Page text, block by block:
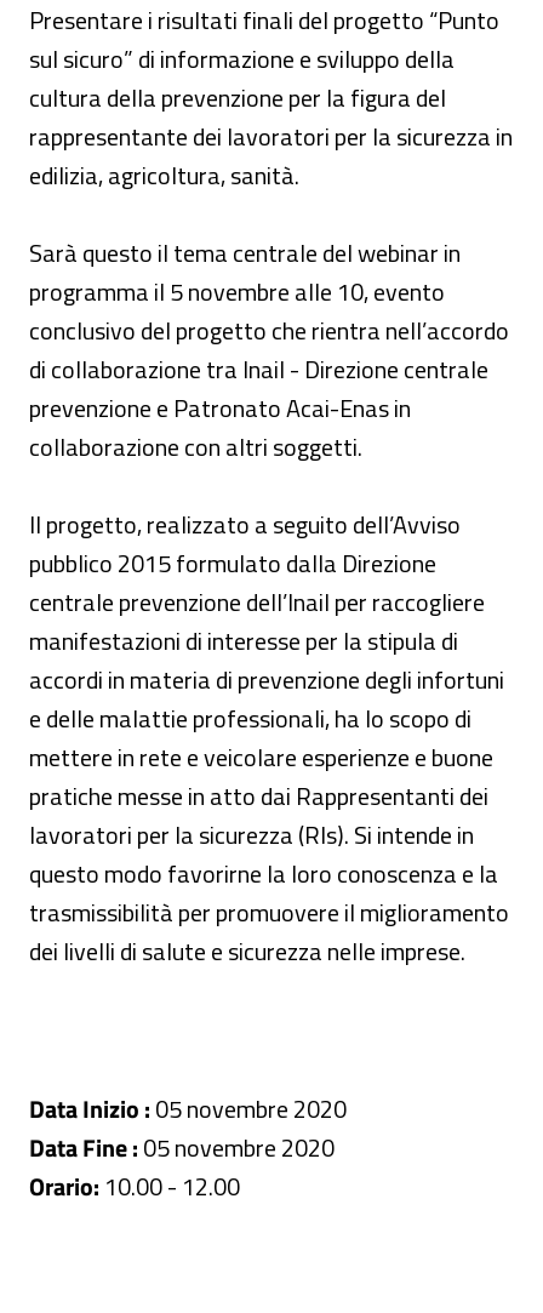
Presentare i risultati finali del progetto “Punto
sul sicuro” di informazione e sviluppo della
cultura della prevenzione per la figura del
rappresentante dei lavoratori per la sicurezza in
edilizia, agricoltura, sanità.
Sarà questo il tema centrale del webinar in
programma il 5 novembre alle 10, evento
conclusivo del progetto che rientra nell’accordo
di collaborazione tra Inail - Direzione centrale
prevenzione e Patronato Acai-Enas in
collaborazione con altri soggetti.
Il progetto, realizzato a seguito dell’Avviso
pubblico 2015 formulato dalla Direzione
centrale prevenzione dell’Inail per raccogliere
manifestazioni di interesse per la stipula di
accordi in materia di prevenzione degli infortuni
e delle malattie professionali, ha lo scopo di
mettere in rete e veicolare esperienze e buone
pratiche messe in atto dai Rappresentanti dei
lavoratori per la sicurezza (Rls). Si intende in
questo modo favorirne la loro conoscenza e la
trasmissibilità per promuovere il miglioramento
dei livelli di salute e sicurezza nelle imprese.
Data Inizio :05 novembre 2020
Data Fine :05 novembre 2020
Orario: 10.00 - 12.00